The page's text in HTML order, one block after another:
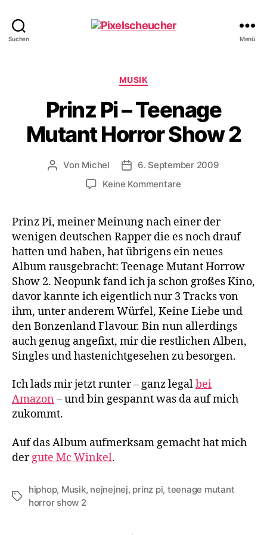
Suchen Menü
Kategorien
MUSIK
Prinz Pi – Teenage
Mutant Horror Show 2
Beitragsautor
Von Michel Veröffentlichungsdatum
6. September 2009
Keine Kommentarezu
–
Teenage
Mutant
Horror
2
Prinz Pi, meiner Meinung nach einer der
wenigen deutschen Rapper die es noch drauf
hatten und haben, hat übrigens ein neues
Album rausgebracht: Teenage Mutant Horrow
Show 2. Neopunk fand ich ja schon großes Kino,
davor kannte ich eigentlich nur 3 Tracks von
ihm, unter anderem Würfel, Keine Liebe und
den Bonzenland Flavour. Bin nun allerdings
auch genug angefixt, mir die restlichen Alben,
Singles und hastenichtgesehen zu besorgen.
Ich lads mir jetzt runter – ganz legalbei
Amazon – und bin gespannt was da auf mich
zukommt.
Auf das Album aufmerksam gemacht hat mich
dergute Mc Winkel.
Schlagwörter
hiphop, Musik, nejnejnej, prinz pi, teenage mutant
horror show 2